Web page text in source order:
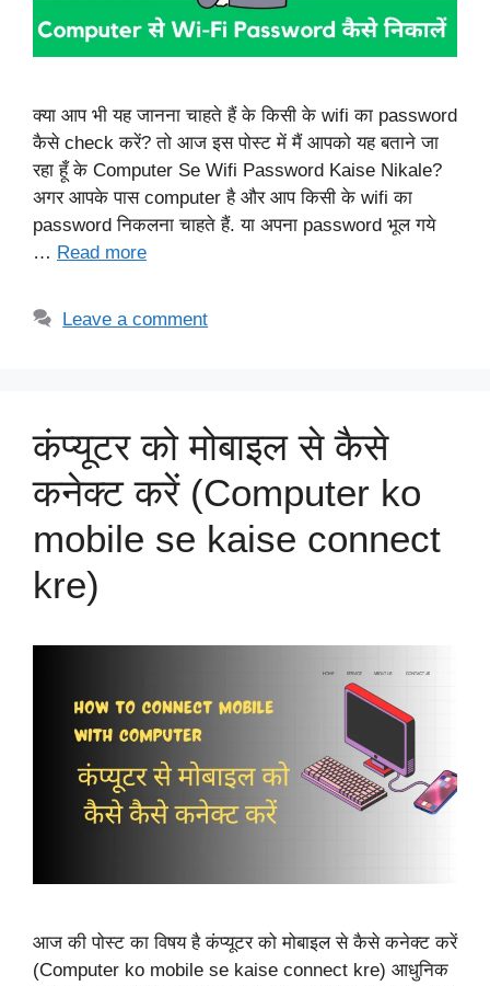
क्या आप भी यह जानना चाहते हैं के किसी के wifi का password
कैसे check करें? तो आज इस पोस्ट में मैं आपको यह बताने जा
रहा हूँ के Computer Se Wifi Password Kaise Nikale?
अगर आपके पास computer है और आप किसी के wifi का
password निकलना चाहते हैं. या अपना password भूल गये
… Read more
Leave a comment
कंप्यूटर को मोबाइल से कैसे
कनेक्ट करें (Computer ko
mobile se kaise connect
kre)
आज की पोस्ट का विषय है कंप्यूटर को मोबाइल से कैसे कनेक्ट करें
(Computer ko mobile se kaise connect kre) आधुनिक